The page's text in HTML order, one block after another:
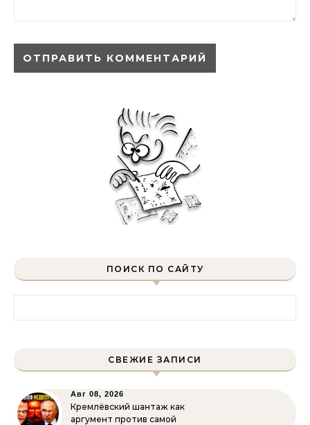
ПОИСК ПО САЙТУ
СВЕЖИЕ ЗАПИСИ
Авг 08, 2026
Кремлёвский шантаж как
аргумент против самой